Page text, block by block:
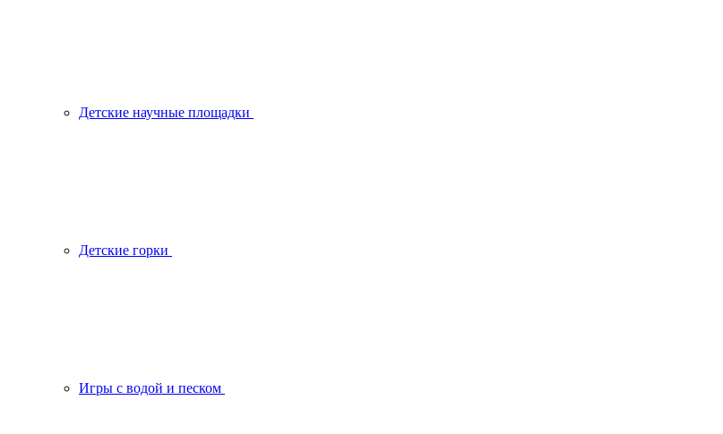
Детские научные площадки
Детские горки
Игры с водой и песком